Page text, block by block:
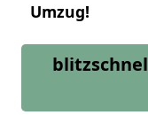
Umzug!